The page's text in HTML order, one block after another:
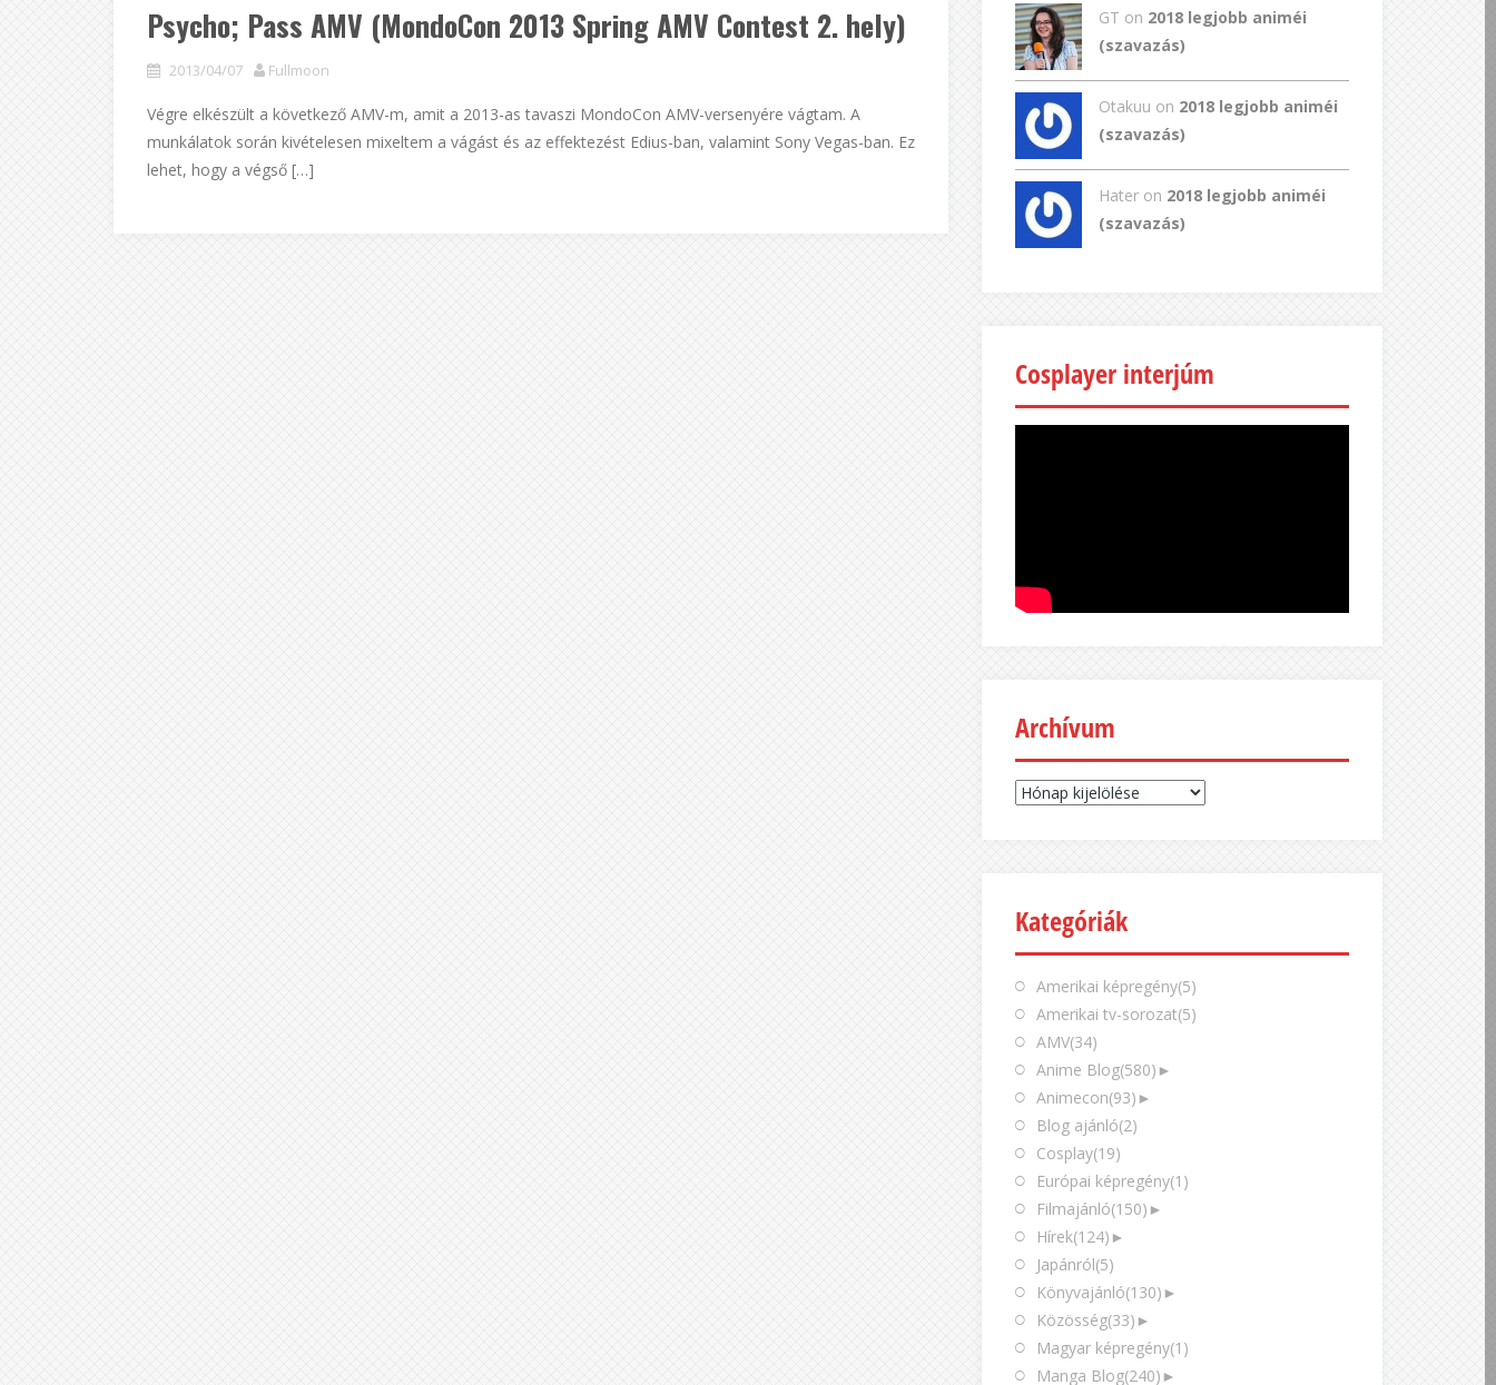
Psycho; Pass AMV (MondoCon 2013 Spring AMV Contest 2. hely)
2013/04/07 Fullmoon
Végre elkészült a következő AMV-m, amit a 2013-as tavaszi MondoCon AMV-versenyére vágtam. A
munkálatok során kivételesen mixeltem a vágást és az effektezést Edius-ban, valamint Sony Vegas-ban. Ez
lehet, hogy a végső […]
GT on 2018 legjobb animéi
(szavazás)
Otakuu on 2018 legjobb animéi
(szavazás)
Hater on 2018 legjobb animéi
(szavazás)
Cosplayer interjúm
Archívum
Archívum
Kategóriák
Amerikai képregény(5)
Amerikai tv-sorozat(5)
AMV(34)
Anime Blog(580) ►
Animecon(93) ►
Blog ajánló(2)
Cosplay(19)
Európai képregény(1)
Filmajánló(150) ►
Hírek(124) ►
Japánról(5)
Könyvajánló(130) ►
Közösség(33) ►
Magyar képregény(1)
Manga Blog(240) ►